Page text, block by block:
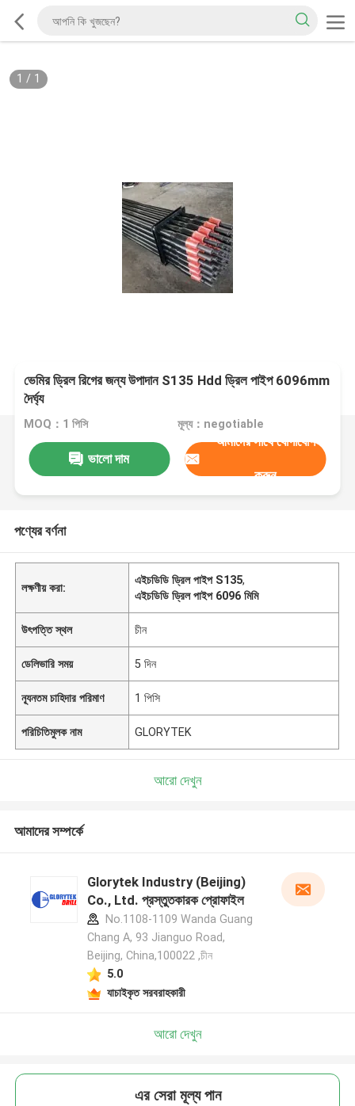
1 / 1
ভেমির ড্রিল রিগের জন্য উপাদান S135 Hdd ড্রিল পাইপ 6096mm
দৈর্ঘ্য
MOQ：1 পিসি মূল্য：negotiable
ভালো দাম
আমাদের সাথে যোগাযোগ
করুন
পণ্যের বর্ণনা
লক্ষণীয় করা:
এইচডিডি ড্রিল পাইপ S135,
এইচডিডি ড্রিল পাইপ 6096 মিমি
উৎপত্তি স্থল চীন
ডেলিভারি সময় 5 দিন
ন্যূনতম চাহিদার পরিমাণ 1 পিসি
পরিচিতিমুলক নাম GLORYTEK
আরো দেখুন
আমাদের সম্পর্কে
Glorytek Industry (Beijing)
Co., Ltd. প্রস্তুতকারক প্রোফাইল
No.1108-1109 Wanda Guang
Chang A, 93 Jianguo Road,
Beijing, China,100022 ,চীন
5.0
যাচাইকৃত সরবরাহকারী
আরো দেখুন
এর সেরা মূল্য পান